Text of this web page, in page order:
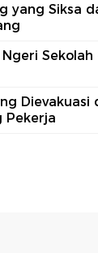
yang Siksa
Sekolah
Dievakuasi
Pekerja